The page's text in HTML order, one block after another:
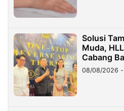
Solusi
Muda,
Cabang
08/08/2026 -